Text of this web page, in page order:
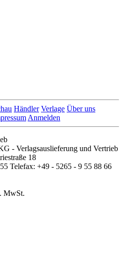
Händler Verlage Über uns
Anmelden
- Verlagsauslieferung und Vertrieb
18
Telefax: +49 - 5265 - 9 55 88 66
MwSt.